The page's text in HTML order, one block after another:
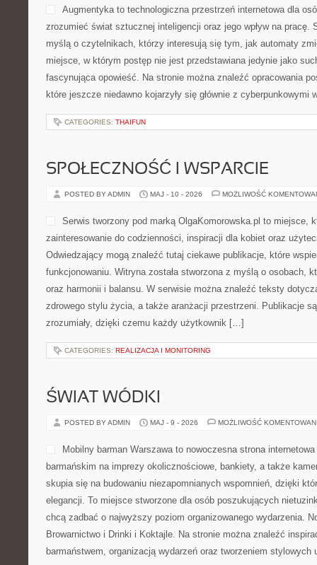
Augmentyka to technologiczna przestrzeń internetowa dla
zrozumieć świat sztucznej inteligencji oraz jego wpływ na pracę.
myślą o czytelnikach, którzy interesują się tym, jak automaty
miejsce, w którym postęp nie jest przedstawiana jedynie jako
fascynująca opowieść. Na stronie można znaleźć opracowania
które jeszcze niedawno kojarzyły się głównie z
CATEGORIES: THAIFUN
SPOŁECZNOŚĆ I WSPARCIE
POSTED BY ADMIN MAJ - 10 - 2026 MOŻLIWOŚĆ
Serwis tworzony pod marką OlgaKomorowska.pl to miejsce,
zainteresowanie do codzienności, inspiracji dla kobiet oraz
Odwiedzający mogą znaleźć tutaj ciekawe publikacje, które
funkcjonowaniu. Witryna została stworzona z myślą o osobach,
oraz harmonii i balansu. W serwisie można znaleźć teksty
zdrowego stylu życia, a także aranżacji przestrzeni. Publikacje
zrozumiały, dzięki czemu każdy użytkownik […]
CATEGORIES: REALIZACJA I MONITORING
ŚWIAT WÓDKI
POSTED BY ADMIN MAJ - 9 - 2026 MOŻLIWOŚĆ
Mobilny barman Warszawa to nowoczesna strona internetowa
barmańskim na imprezy okolicznościowe, bankiety, a także
skupia się na budowaniu niezapomnianych wspomnień, dzięki
elegancji. To miejsce stworzone dla osób poszukujących
chcą zadbać o najwyższy poziom organizowanego wydarzenia.
Browarnictwo i Drinki i Koktajle. Na stronie można znaleźć
barmaństwem, organizacją wydarzeń oraz tworzeniem